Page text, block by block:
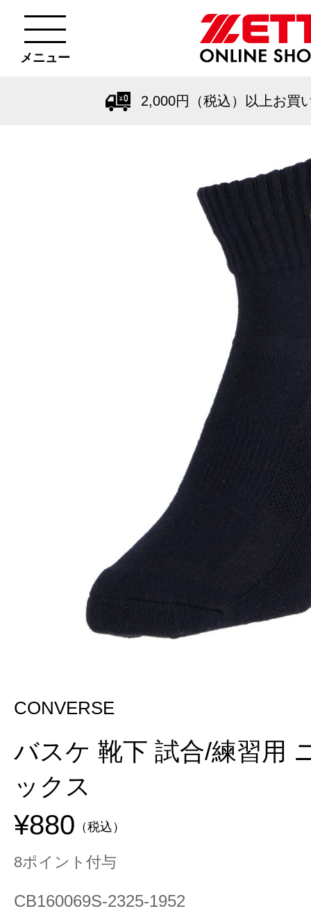
メニュー
2,000円（税込）以上お買
CONVERSE
バスケ 靴下 試合/練習用
ックス
¥880 （税込）
8ポイント付与
CB160069S-2325-1952